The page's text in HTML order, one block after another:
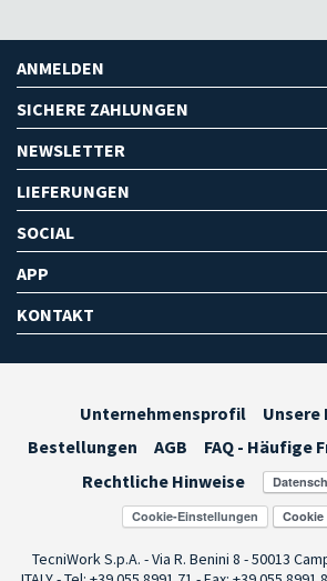
ANMELDEN
SICHERE ZAHLUNGEN
NEWSLETTER
LIEFERUNGEN
SOCIAL
APP
KONTAKT
Unternehmensprofil
Unsere
Bestellungen
AGB FAQ - Häufige
Rechtliche Hinweise
Cookie-Einstellungen
TecniWork S.p.A. - Via R. Benini 8 - 50013